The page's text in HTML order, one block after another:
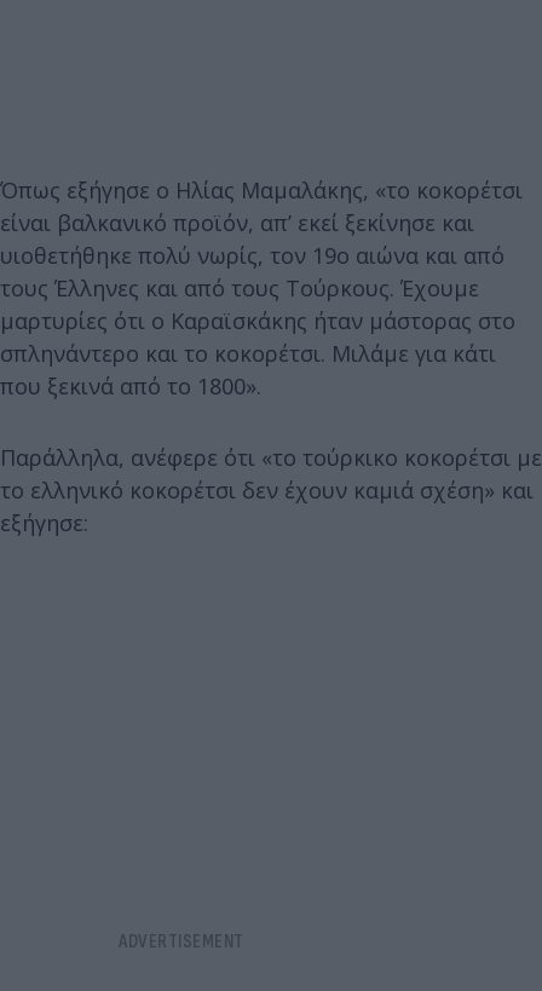
Όπως εξήγησε ο Ηλίας Μαμαλάκης, «το κοκορέτσι
είναι βαλκανικό προϊόν, απ’ εκεί ξεκίνησε και
υιοθετήθηκε πολύ νωρίς, τον 19ο αιώνα και από
τους Έλληνες και από τους Τούρκους. Έχουμε
μαρτυρίες ότι ο Καραϊσκάκης ήταν μάστορας στο
σπληνάντερο και το κοκορέτσι. Μιλάμε για κάτι
που ξεκινά από το 1800».
Παράλληλα, ανέφερε ότι «το τούρκικο κοκορέτσι με
το ελληνικό κοκορέτσι δεν έχουν καμιά σχέση» και
εξήγησε: